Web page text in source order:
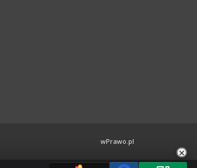
wPrawo.pl
×